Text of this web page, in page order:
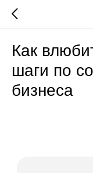
Как
шаги по
бизнеса